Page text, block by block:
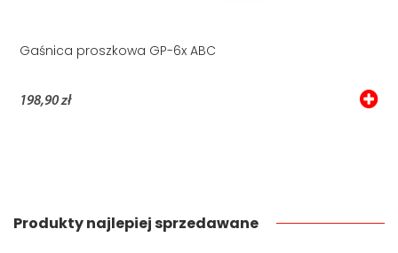
Gaśnica proszkowa GP-6x ABC
198,90 zł
Produkty najlepiej sprzedawane